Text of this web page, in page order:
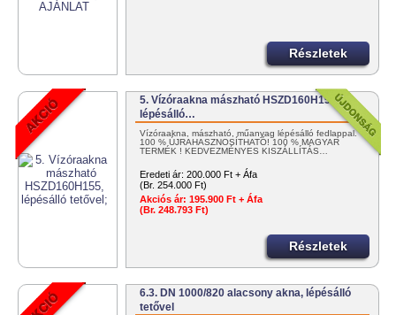
Részletek
5. Vízóraakna mászható HSZD160H155,
lépésálló…
Vízóraakna, mászható, műanyag lépésálló fedlappal.
100 % ÚJRAHASZNOSÍTHATÓ! 100 % MAGYAR
TERMÉK ! KEDVEZMÉNYES KISZÁLLÍTÁS…
Eredeti ár: 200.000 Ft + Áfa
(Br. 254.000 Ft)
Akciós ár: 195.900 Ft + Áfa
(Br. 248.793 Ft)
Részletek
6.3. DN 1000/820 alacsony akna, lépésálló
tetővel